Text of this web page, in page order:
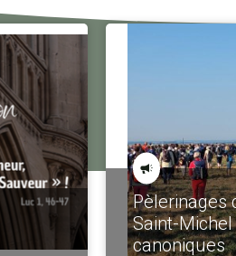
Pèlerinages
Saint-
canoniques